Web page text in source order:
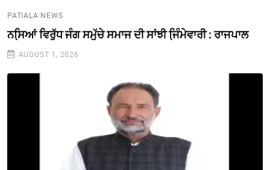
PATIALA NEWS
ਨਸਿ਼ਆਂ ਵਿਰੁੱਧ ਜੰਗ ਸਮੁੱਚੇ ਸਮਾਜ ਦੀ ਸਾਂਝੀ ਜਿ਼ੰਮੇਵਾਰੀ : ਰਾਜਪਾਲ
AUGUST 1, 2026